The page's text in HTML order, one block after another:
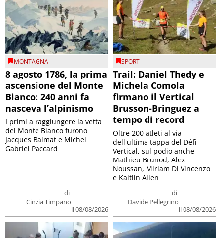
MONTAGNA
8 agosto 1786, la prima
ascensione del Monte
Bianco: 240 anni fa
nasceva l’alpinismo
di
Cinzia Timpano
il 08/08/2026
I primi a raggiungere la vetta
del Monte Bianco furono
Jacques Balmat e Michel
Gabriel Paccard
SPORT
Trail: Daniel Thedy e
Michela Comola
firmano il Vertical
Brusson-Bringuez a
tempo di record
di
Davide Pellegrino
il 08/08/2026
Oltre 200 atleti al via
dell'ultima tappa del Défì
Vertical, sul podio anche
Mathieu Brunod, Alex
Noussan, Miriam Di Vincenzo
e Kaitlin Allen